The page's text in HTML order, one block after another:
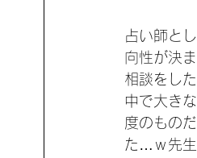
占い師と
向性が決
相談をし
中で大き
度のもの
た…ｗ先生